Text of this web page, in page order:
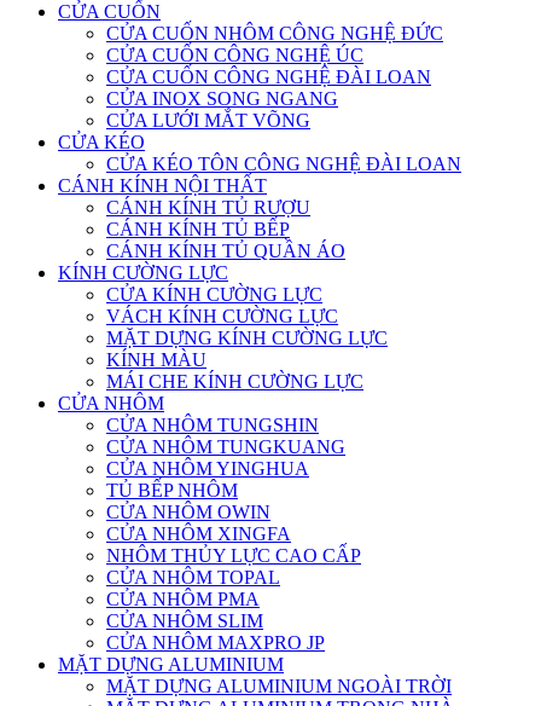
CỬA CUỐN
CỬA CUỐN NHÔM CÔNG NGHỆ ĐỨC
CỬA CUỐN CÔNG NGHỆ ÚC
CỬA CUỐN CÔNG NGHỆ ĐÀI LOAN
CỬA INOX SONG NGANG
CỬA LƯỚI MẮT VÕNG
CỬA KÉO
CỬA KÉO TÔN CÔNG NGHỆ ĐÀI LOAN
CÁNH KÍNH NỘI THẤT
CÁNH KÍNH TỦ RƯỢU
CÁNH KÍNH TỦ BẾP
CÁNH KÍNH TỦ QUẦN ÁO
KÍNH CƯỜNG LỰC
CỬA KÍNH CƯỜNG LỰC
VÁCH KÍNH CƯỜNG LỰC
MẶT DỰNG KÍNH CƯỜNG LỰC
KÍNH MÀU
MÁI CHE KÍNH CƯỜNG LỰC
CỬA NHÔM
CỬA NHÔM TUNGSHIN
CỬA NHÔM TUNGKUANG
CỬA NHÔM YINGHUA
TỦ BẾP NHÔM
CỬA NHÔM OWIN
CỬA NHÔM XINGFA
NHÔM THỦY LỰC CAO CẤP
CỬA NHÔM TOPAL
CỬA NHÔM PMA
CỬA NHÔM SLIM
CỬA NHÔM MAXPRO JP
MẶT DỰNG ALUMINIUM
MẶT DỰNG ALUMINIUM NGOÀI TRỜI